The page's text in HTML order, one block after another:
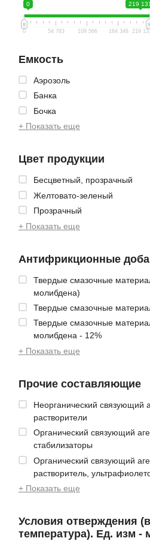
0 219 131
0 54 783 109 566 164 348 219 131
Емкость
Аэрозоль
Банка
Бочка
+ Показать еще
Цвет продукции
Бесцветный, прозрачный
Желтовато-зеленый
Прозрачный
+ Показать еще
Антифрикционные
Твердые смазочные
молибдена)
Твердые смазочные
Твердые смазочные
молибдена - 12%
+ Показать еще
Прочие составляющие
Неорганический связующий
растворители
Органический связующий
стабилизаторы
Органический связующий
растворитель,
+ Показать еще
Условия отверждения
температура). Ед. изм -